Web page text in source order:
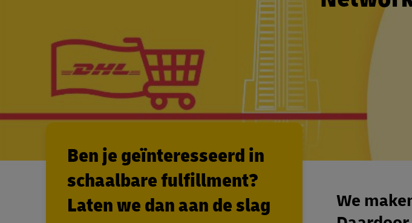
We
Ben je geïnteresseerd in
schaalbare fulfillment?
Laten we dan aan de slag